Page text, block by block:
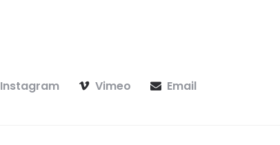
Instagram Vimeo Email